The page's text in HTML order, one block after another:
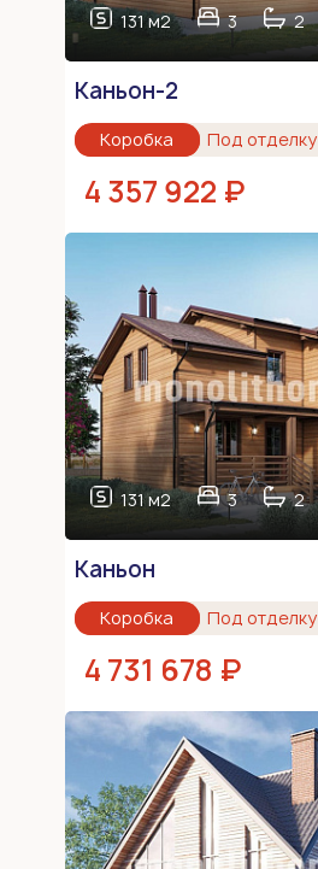
131 м2 3 2
Каньон-2
Коробка Под отделку
4 357 922 ₽
131 м2 3 2
Каньон
Коробка Под отделку
4 731 678 ₽